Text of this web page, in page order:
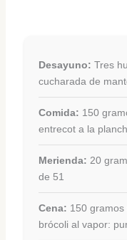
Desayuno: Tres
cucharada de
Comida: 150
entrecot a la
Merienda: 20
de 51
Cena: 150
brócoli al vapor: